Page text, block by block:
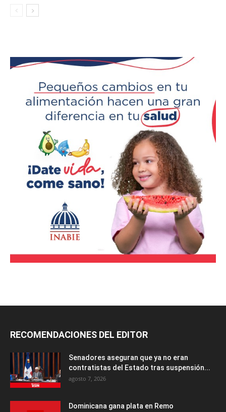
RECOMENDACIONES DEL EDITOR
Senadores aseguran que ya no eran
contratistas del Estado tras suspensión...
agosto 7, 2026
Dominicana gana plata en Remo